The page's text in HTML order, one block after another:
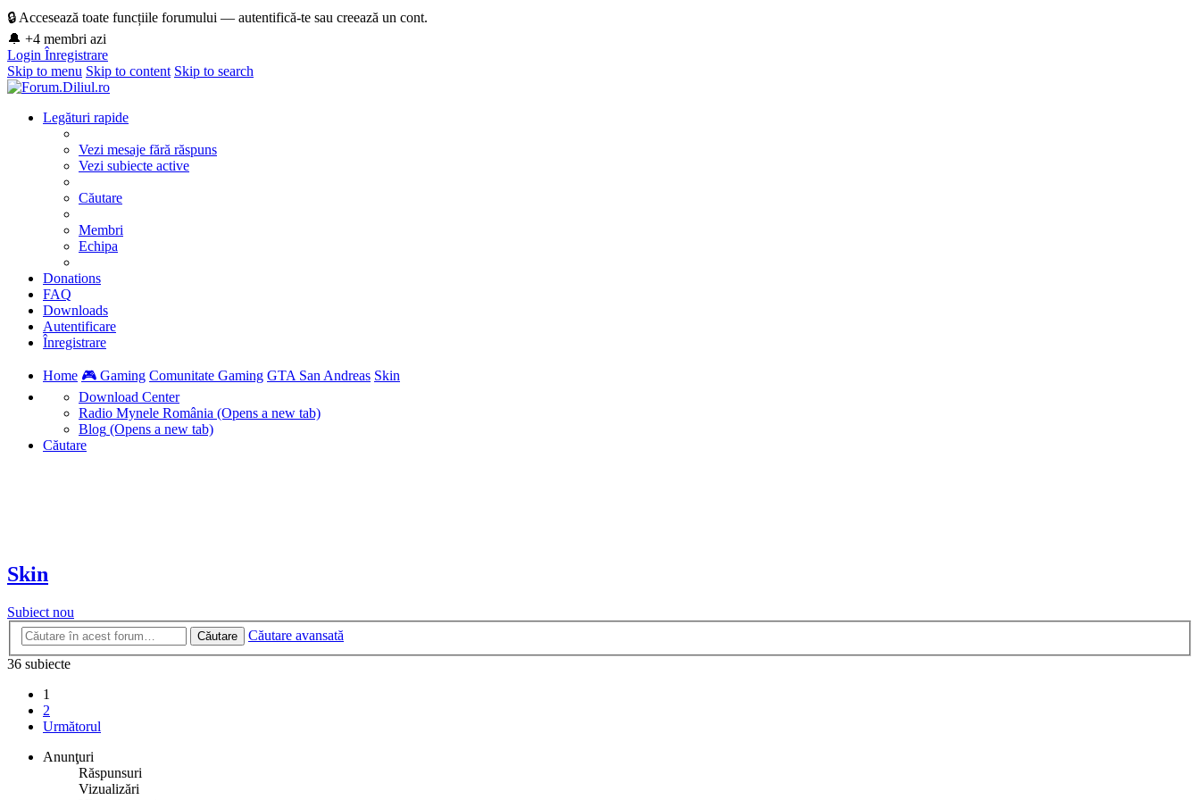
🔒 Accesează toate funcțiile forumului — autentifică-te sau creează un cont.
🔔 +4 membri azi
Login Înregistrare
Skip to menu Skip to content Skip to search
Legături rapide
Vezi mesaje fără răspuns
Vezi subiecte active
Căutare
Membri
Echipa
Donations
FAQ
Downloads
Autentificare
Înregistrare
Home 🎮 Gaming Comunitate Gaming GTA San Andreas Skin
Download Center
Radio Mynele România (Opens a new tab)
Blog (Opens a new tab)
Căutare
Skin
Subiect nou
Căutare
Căutare avansată
36 subiecte
1
2
Următorul
Anunţuri
Răspunsuri
Vizualizări